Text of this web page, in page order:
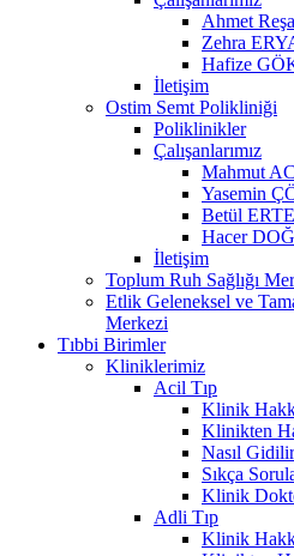
Ahmet
Zehra
Hafize
İletişim
Ostim Semt Polikliniği
Poliklinikler
Çalışanlarımız
Mahmut
Yasemin
Betül
Hacer
İletişim
Toplum Ruh Sağlığı
Etlik Geleneksel ve
Merkezi
Tıbbi Birimler
Kliniklerimiz
Acil Tıp
Klinik
Klinikten
Nasıl
Sıkça
Klinik
Adli Tıp
Klinik